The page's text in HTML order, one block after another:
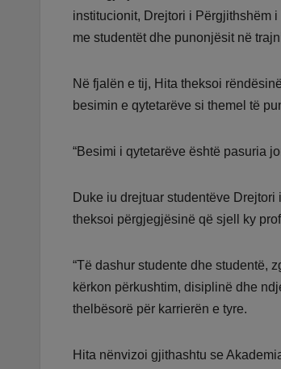
institucionit, Drejtori i Përgjithshëm
me studentët dhe punonjësit në
Në fjalën e tij, Hita theksoi
besimin e qytetarëve si themel të
“Besimi i qytetarëve është pasuria
Duke iu drejtuar studentëve
theksoi përgjegjësinë që sjell ky
“Të dashur studente dhe studentë,
kërkon përkushtim, disiplinë dhe
thelbësorë për karrierën e tyre.
Hita nënvizoi gjithashtu se